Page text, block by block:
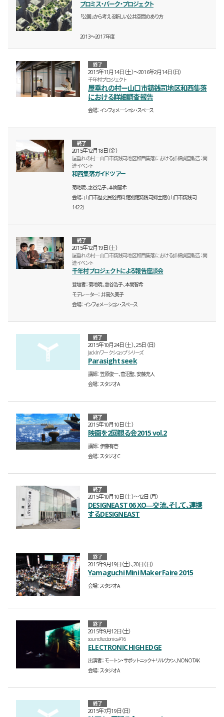
プロミス・パーク・プロジェクト
「公園」から考える新しい公共空間のあり方
2013〜2017年度
2015年11月14日（土）〜2016年2月14日（日）
終了
千年村プロジェクト
屋垂れの村ー山口市鋳銭司地区和西集落
における詳細調査報告
会場 インフォメーション・スペース
2015年12月18日（金）
終了
屋垂れの村ー山口市鋳銭司地区和西集落における詳細調査報告：関
連イベント
和西集落ガイドツアー
菊地暁、惠谷浩子、本間智希
会場 山口市歴史民俗資料館別館鋳銭司郷土館（山口市鋳銭司
1422）
2015年12月19日（土）
終了
屋垂れの村ー山口市鋳銭司地区和西集落における詳細調査報告：関
連イベント
千年村プロジェクトによる報告座談会
登壇者 菊地暁、惠谷浩子、本間智希
モデレーター 井高久美子
会場 インフォメーション・スペース
2015年10月24日（土）、25日（日）
終了
JackInワークショップシリーズ
Parasight seek
講師 笠原俊一、菅沼聖、安藤充人
会場 スタジオA
2015年10月10日（土）
終了
映画を2回観る会2015 vol.2
講師 伊藤有壱
会場 スタジオC
2015年10月10日（土）〜12日（月）
終了
DESIGNEAST 06 XO―交流、そして、連携
するDESIGNEAST
2015年9月19日（土）、20日（日）
終了
Yamaguchi Mini Maker Faire 2015
会場 スタジオA
2015年9月12日（土）
終了
sound tectonics #16
ELECTRONIC HIGH EDGE
出演者 モートン・サボットニック＋リルヴァン、NONOTAK
会場 スタジオA
2015年7月19日（日）
終了